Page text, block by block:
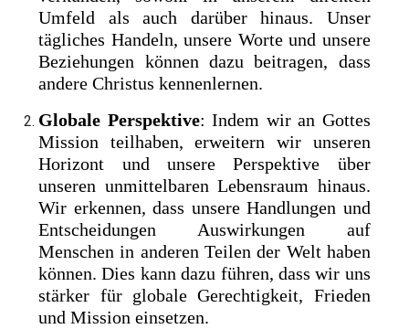
Umfeld als auch darüber hinaus. Unser
tägliches Handeln, unsere Worte und unsere
Beziehungen können dazu beitragen, dass
andere Christus kennenlernen.
Globale Perspektive: Indem wir an Gottes
Mission teilhaben, erweitern wir unseren
Horizont und unsere Perspektive über
unseren unmittelbaren Lebensraum hinaus.
Wir erkennen, dass unsere Handlungen und
Entscheidungen Auswirkungen auf
Menschen in anderen Teilen der Welt haben
können. Dies kann dazu führen, dass wir uns
stärker für globale Gerechtigkeit, Frieden
und Mission einsetzen.